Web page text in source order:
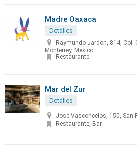
Madre Oaxaca
Detalles
Raymundo Jardon, 814, Col.
Monterrey, Mexico
Restaurante
Mar del Zur
Detalles
José Vasconcelos, 150, San
Restaurante, Bar